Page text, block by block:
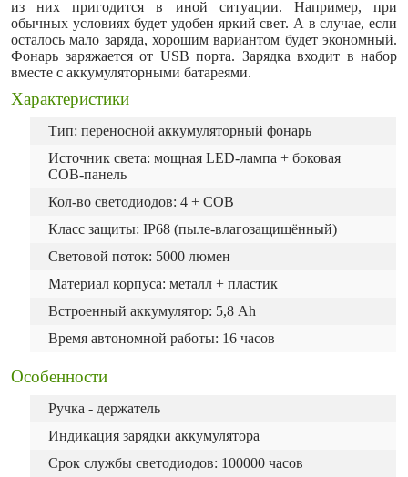
из них пригодится в иной ситуации. Например, при
обычных условиях будет удобен яркий свет. А в случае, если
осталось мало заряда, хорошим вариантом будет экономный.
Фонарь заряжается от USB порта. Зарядка входит в набор
вместе с аккумуляторными батареями.
Характеристики
Тип: переносной аккумуляторный фонарь
Источник света: мощная LED-лампа + боковая
COB-панель
Кол-во светодиодов: 4 + COB
Класс защиты: IP68 (пыле-влагозащищённый)
Световой поток: 5000 люмен
Материал корпуса: металл + пластик
Встроенный аккумулятор: 5,8 Ah
Время автономной работы: 16 часов
Особенности
Ручка - держатель
Индикация зарядки аккумулятора
Срок службы светодиодов: 100000 часов